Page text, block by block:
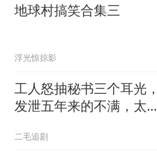
地球村搞笑合集三
浮光惊掠影
工人怒抽秘书三个耳光，
发泄五年来的不满，太解
二毛追剧